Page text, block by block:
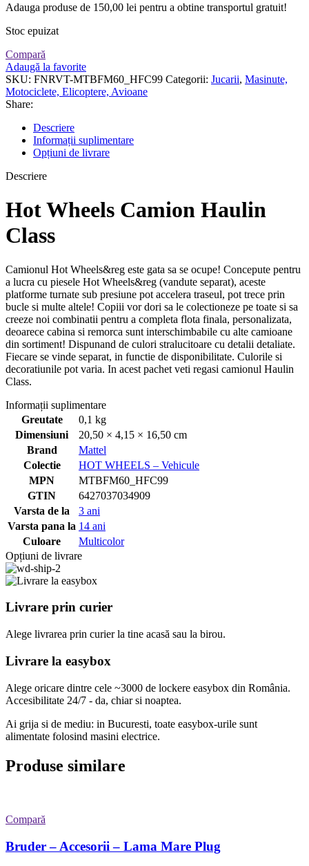
Adauga produse de 150,00 lei pentru a obtine transportul gratuit!
Stoc epuizat
Compară
Adaugă la favorite
SKU: FNRVT-MTBFM60_HFC99 Categorii: Jucarii, Masinute,
Motociclete, Elicoptere, Avioane
Share:
Descriere
Informații suplimentare
Opțiuni de livrare
Descriere
Hot Wheels Camion Haulin
Class
Camionul Hot Wheels&reg este gata sa se ocupe! Concepute pentru
a lucra cu piesele Hot Wheels&reg (vandute separat), aceste
platforme turnate sub presiune pot accelera traseul, pot trece prin
bucle si multe altele! Copiii vor dori sa le colectioneze pe toate si sa
creeze noi combinatii pentru a completa flota finala, personalizata,
deoarece cabina si remorca sunt interschimbabile cu alte camioane
din sortiment! Dispunand de culori stralucitoare cu detalii detaliate.
Fiecare se vinde separat, in functie de disponibilitate. Culorile si
decoratiunile pot varia. In acest pachet veti regasi camionul Haulin
Class.
Informații suplimentare
Greutate
0,1 kg
Dimensiuni
20,50 × 4,15 × 16,50 cm
Brand
Mattel
Colectie
HOT WHEELS – Vehicule
MPN
MTBFM60_HFC99
GTIN
6427037034909
Varsta de la
3 ani
Varsta pana la 14 ani
Culoare
Multicolor
Opțiuni de livrare
Livrare prin curier
Alege livrarea prin curierla tine acasă sau la birou.
Livrare la easybox
Alege oricare dintre cele ~3000 de lockere easybox din România.
Accesibilitate 24/7 - da, chiar si noaptea.
Ai grija si de mediu: in Bucuresti, toate easybox-urile sunt
alimentate folosind masini electrice.
Produse similare
Compară
Bruder – Accesorii – Lama Mare Plug